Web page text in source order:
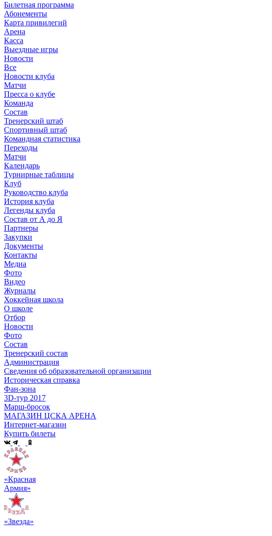
Билетная программа
Абонементы
Карта привилегий
Арена
Касса
Выездные игры
Новости
Все
Новости клуба
Матчи
Пресса о клубе
Команда
Состав
Тренерский штаб
Спортивный штаб
Командная статистика
Переходы
Матчи
Календарь
Турнирные таблицы
Клуб
Руководство клуба
История клуба
Легенды клуба
Состав от А до Я
Партнеры
Закупки
Документы
Контакты
Медиа
Фото
Видео
Журналы
Хоккейная школа
О школе
Отбор
Новости
Фото
Состав
Тренерский состав
Администрация
Сведения об образовательной организации
Историческая справка
Фан-зона
3D-тур 2017
Марш-бросок
МАГАЗИН ЦСКА АРЕНА
Интернет-магазин
Купить билеты
«Красная
Армия»
«Звезда»